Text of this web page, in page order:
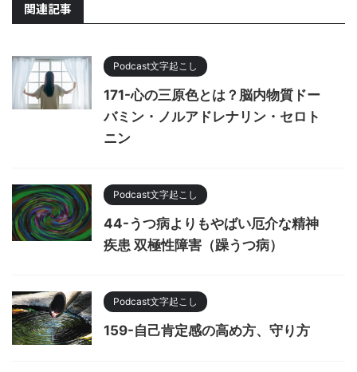
関連記事
Podcast文字起こし
171-心の三原色とは？脳内物質ドー
バミン・ノルアドレナリン・セロト
ニン
Podcast文字起こし
44-うつ病よりもやばい厄介な精神
疾患 双極性障害（躁うつ病）
Podcast文字起こし
159-自己肯定感の高め方、守り方